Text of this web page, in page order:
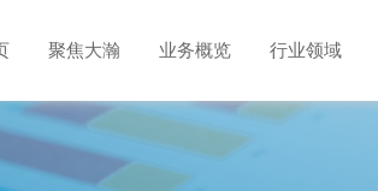
聚焦大瀚 业务概览 行业领域